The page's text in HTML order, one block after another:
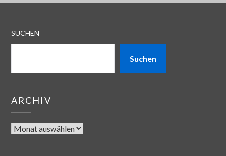
SUCHEN
Suchen
ARCHIV